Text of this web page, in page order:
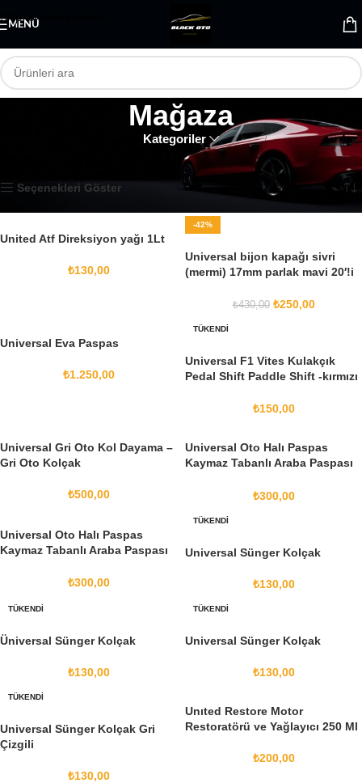
Skip to main content
MENÜ
Mağaza
Kategoriler
540 sonuçtan 517-528 arası gösteriliyor
Seçenekleri Göster
United Atf Direksiyon yağı 1Lt
₺130,00
-42%
Universal bijon kapağı sivri
(mermi) 17mm parlak mavi 20′!i
₺430,00 ₺250,00
Universal Eva Paspas
₺1.250,00
TÜKENDI
Universal F1 Vites Kulakçık
Pedal Shift Paddle Shift -kırmızı
₺150,00
Universal Gri Oto Kol Dayama –
Gri Oto Kolçak
₺500,00
Universal Oto Halı Paspas
Kaymaz Tabanlı Araba Paspası
₺300,00
Universal Oto Halı Paspas
Kaymaz Tabanlı Araba Paspası
₺300,00
TÜKENDI
Universal Sünger Kolçak
₺130,00
TÜKENDI
Üniversal Sünger Kolçak
₺130,00
TÜKENDI
Universal Sünger Kolçak
₺130,00
TÜKENDI
Universal Sünger Kolçak Gri
Çizgili
₺130,00
Unıted Restore Motor
Restoratörü ve Yağlayıcı 250 Ml
₺200,00